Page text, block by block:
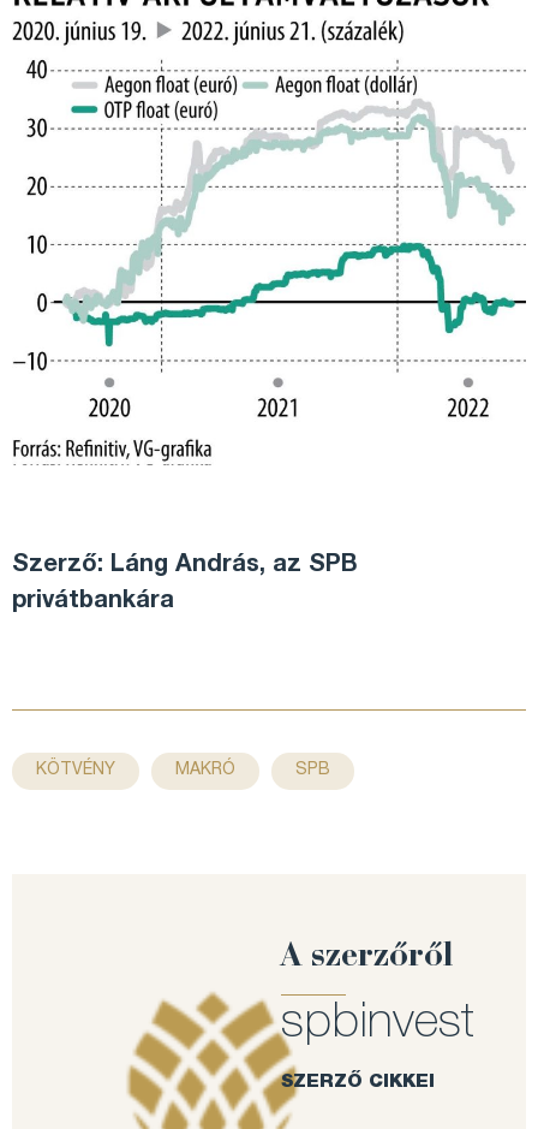
Szerző: Láng András, az SPB
privátbankára
KÖTVÉNY MAKRÓ SPB
A szerzőről
spbinvest
SZERZŐ CIKKEI